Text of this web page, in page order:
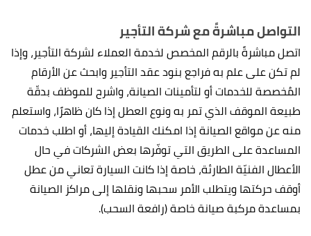
التواصل مباشرةً مع شركة التأجير
اتصل مباشرةً بالرقم المخصص لخدمة العملاء لشركة التأجير، وإذا
لم تكن على علم به فراجع بنود عقد التأجير وابحث عن الأرقام
المُخصصة للخدمات أو لتأمينات الصيانة، واشرح للموظف بدقّة
طبيعة الموقف الذي تمر به ونوع العطل إذا كان ظاهرًا، واستعلم
منه عن مواقع الصيانة إذا امكنك القيادة إليها، أو اطلب خدمات
المساعدة على الطريق التي توفّرها بعض الشركات في حال
الأعطال الفنيّة الطارئة، خاصة إذا كانت السيارة تعاني من عطل
أوقف حركتها ويتطلب الأمر سحبها ونقلها إلى مراكز الصيانة
بمساعدة مركبة صيانة خاصة (رافعة السحب).